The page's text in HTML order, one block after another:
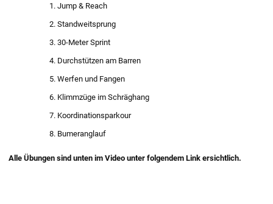
Jump & Reach
Standweitsprung
30-Meter Sprint
Durchstützen am Barren
Werfen und Fangen
Klimmzüge im Schräghang
Koordinationsparkour
Bumeranglauf
Alle Übungen sind unten im Video unter folgendem Link ersichtlich.